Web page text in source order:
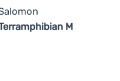
M